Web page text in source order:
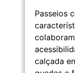
Passeios
calçada